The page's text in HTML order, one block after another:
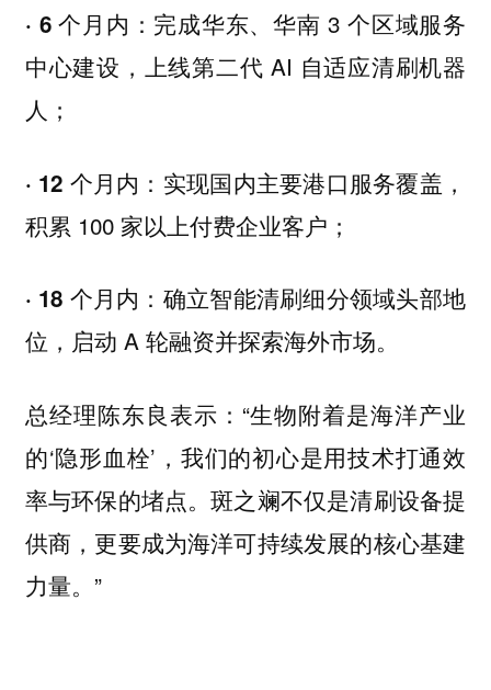
· 6 个月内： 完成华东、华南 3 个区域服务
中心建设，上线第二代 AI 自适应清刷机器
人；
· 12 个月内： 实现国内主要港口服务覆盖，
积累 100 家以上付费企业客户；
· 18 个月内： 确立智能清刷细分领域头部地
位，启动 A 轮融资并探索海外市场。
总经理陈东良表示：“生物附着是海洋产业
的‘隐形血栓’，我们的初心是用技术打通效
率与环保的堵点。斑之斓不仅是清刷设备提
供商，更要成为海洋可持续发展的核心基建
力量。”